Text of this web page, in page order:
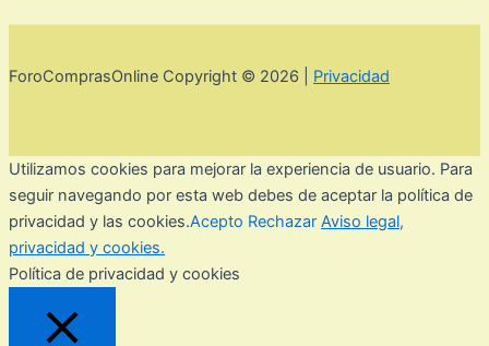
ForoComprasOnline Copyright © 2026 | Privacidad
Utilizamos cookies para mejorar la experiencia de usuario. Para
seguir navegando por esta web debes de aceptar la política de
privacidad y las cookies.Acepto Rechazar Aviso legal,
privacidad y cookies.
Política de privacidad y cookies